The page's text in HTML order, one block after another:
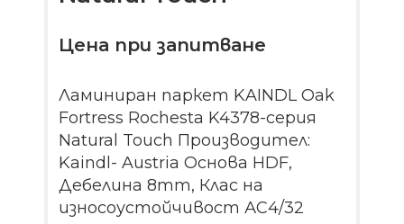
Цена при запитване
Ламиниран паркет KAINDL Oak
Fortress Rochesta K4378-серия
Natural Touch Производител:
Kaindl- Austria Основа HDF,
Дебелина 8mm, Клас на
износоустойчивост АС4/32